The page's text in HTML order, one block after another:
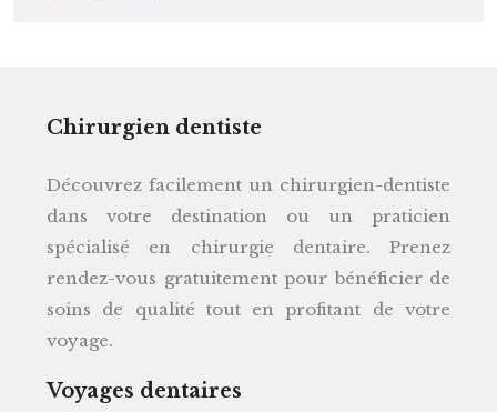
Chirurgien dentiste
Découvrez facilement un chirurgien-dentiste
dans votre destination ou un praticien
spécialisé en chirurgie dentaire. Prenez
rendez-vous gratuitement pour bénéficier de
soins de qualité tout en profitant de votre
voyage.
Voyages dentaires